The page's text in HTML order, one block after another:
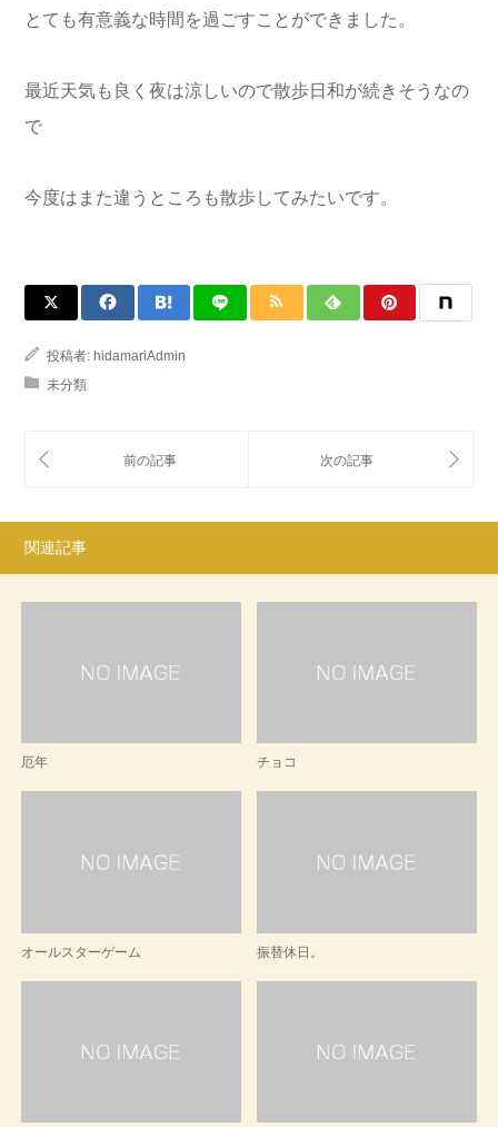
とても有意義な時間を過ごすことができました。
最近天気も良く夜は涼しいので散歩日和が続きそうなの
で
今度はまた違うところも散歩してみたいです。
投稿者: hidamariAdmin
未分類
関連記事
厄年 チョコ
オールスターゲーム 振替休日。